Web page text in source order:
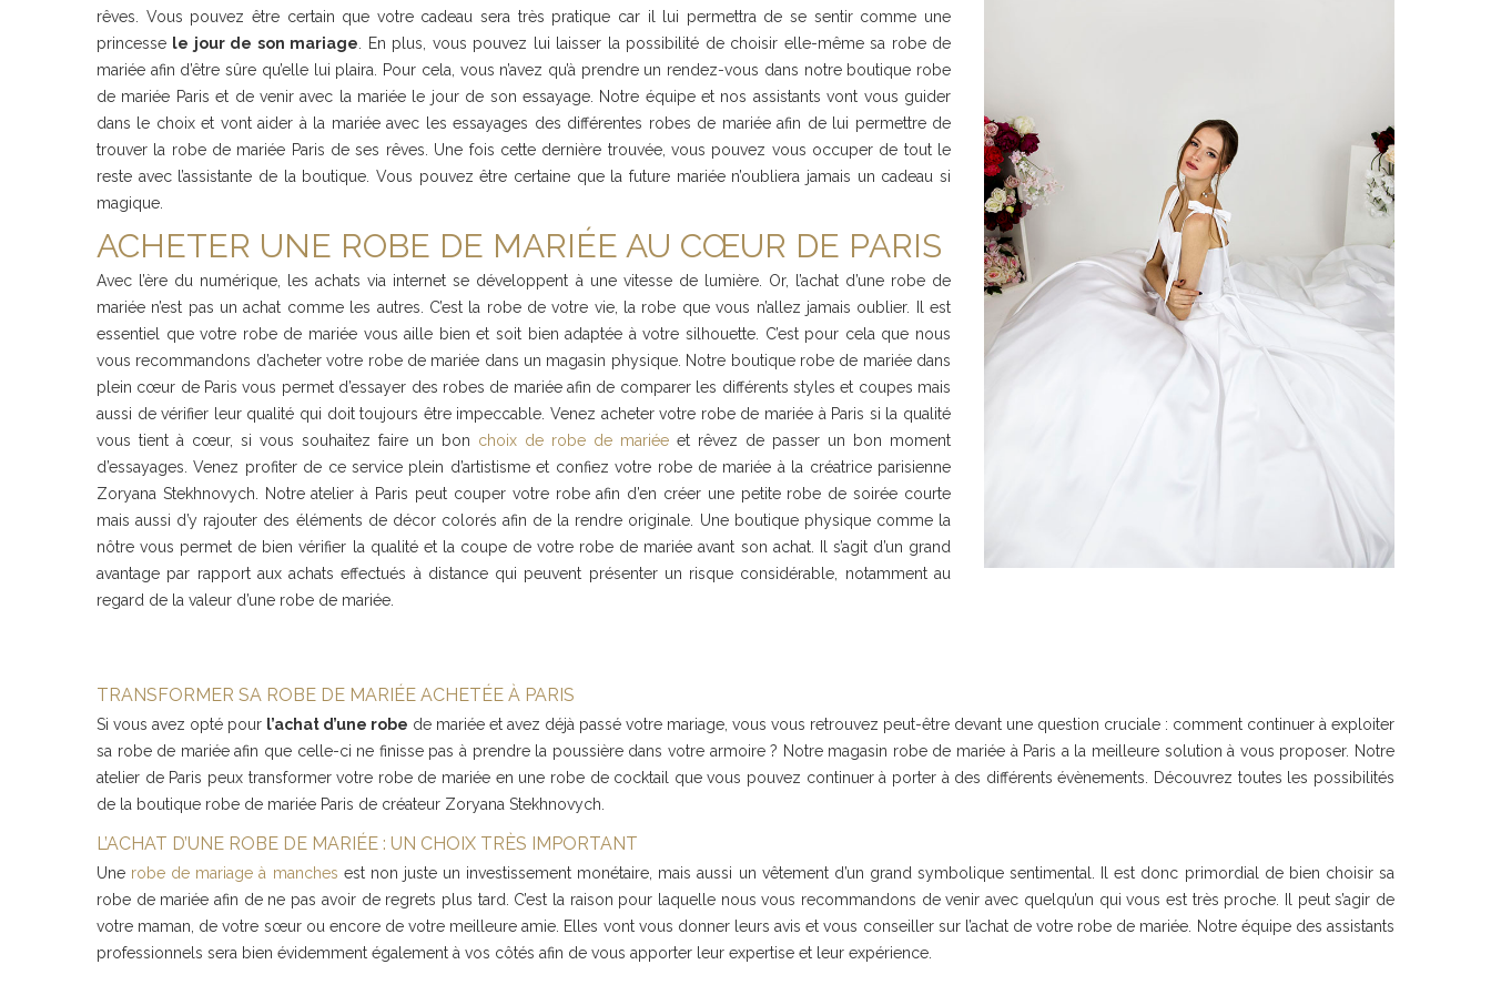
rêves. Vous pouvez être certain que votre cadeau sera très pratique car il lui permettra de se sentir comme une
princesse le jour de son mariage . En plus, vous pouvez lui laisser la possibilité de choisir elle-même sa robe de
mariée afin d’être sûre qu’elle lui plaira. Pour cela, vous n’avez qu’à prendre un rendez-vous dans notre boutique robe
de mariée Paris et de venir avec la mariée le jour de son essayage. Notre équipe et nos assistants vont vous guider
dans le choix et vont aider à la mariée avec les essayages des différentes robes de mariée afin de lui permettre de
trouver la robe de mariée Paris de ses rêves. Une fois cette dernière trouvée, vous pouvez vous occuper de tout le
reste avec l’assistante de la boutique. Vous pouvez être certaine que la future mariée n’oubliera jamais un cadeau si
magique.
ACHETER UNE ROBE DE MARIÉE AU CŒUR DE PARIS
Avec l’ère du numérique, les achats via internet se développent à une vitesse de lumière. Or, l’achat d’une robe de
mariée n’est pas un achat comme les autres. C’est la robe de votre vie, la robe que vous n’allez jamais oublier. Il est
essentiel que votre robe de mariée vous aille bien et soit bien adaptée à votre silhouette. C’est pour cela que nous
vous recommandons d’acheter votre robe de mariée dans un magasin physique. Notre boutique robe de mariée dans
plein cœur de Paris vous permet d’essayer des robes de mariée afin de comparer les différents styles et coupes mais
aussi de vérifier leur qualité qui doit toujours être impeccable. Venez acheter votre robe de mariée à Paris si la qualité
vous tient à cœur, si vous souhaitez faire un bon choix de robe de mariée et rêvez de passer un bon moment
d’essayages. Venez profiter de ce service plein d’artistisme et confiez votre robe de mariée à la créatrice parisienne
Zoryana Stekhnovych. Notre atelier à Paris peut couper votre robe afin d’en créer une petite robe de soirée courte
mais aussi d’y rajouter des éléments de décor colorés afin de la rendre originale. Une boutique physique comme la
nôtre vous permet de bien vérifier la qualité et la coupe de votre robe de mariée avant son achat. Il s’agit d’un grand
avantage par rapport aux achats effectués à distance qui peuvent présenter un risque considérable, notamment au
regard de la valeur d’une robe de mariée.
TRANSFORMER SA ROBE DE MARIÉE ACHETÉE À PARIS
Si vous avez opté pour l’achat d’une robe de mariée et avez déjà passé votre mariage, vous vous retrouvez peut-être devant une question cruciale : comment continuer à exploiter
sa robe de mariée afin que celle-ci ne finisse pas à prendre la poussière dans votre armoire ? Notre magasin robe de mariée à Paris a la meilleure solution à vous proposer. Notre
atelier de Paris peux transformer votre robe de mariée en une robe de cocktail que vous pouvez continuer à porter à des différents évènements. Découvrez toutes les possibilités
de la boutique robe de mariée Paris de créateur Zoryana Stekhnovych.
L’ACHAT D’UNE ROBE DE MARIÉE : UN CHOIX TRÈS IMPORTANT
Une robe de mariage à manches est non juste un investissement monétaire, mais aussi un vêtement d’un grand symbolique sentimental. Il est donc primordial de bien choisir sa
robe de mariée afin de ne pas avoir de regrets plus tard. C’est la raison pour laquelle nous vous recommandons de venir avec quelqu’un qui vous est très proche. Il peut s’agir de
votre maman, de votre sœur ou encore de votre meilleure amie. Elles vont vous donner leurs avis et vous conseiller sur l’achat de votre robe de mariée. Notre équipe des assistants
professionnels sera bien évidemment également à vos côtés afin de vous apporter leur expertise et leur expérience.